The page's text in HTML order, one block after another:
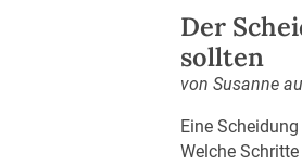
Der
sollten
von Susanne
Eine
Welche